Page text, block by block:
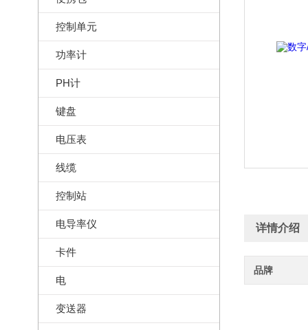
控制单元
功率计
PH计
键盘
电压表
线缆
控制站
电导率仪
卡件
电
变送器
详情介绍
品牌